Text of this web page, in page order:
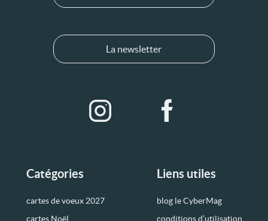
Catégories
cartes de voeux 2027
cartes Noël
Liens utiles
blog le CyberMag
conditions d’utilisation
La newsletter